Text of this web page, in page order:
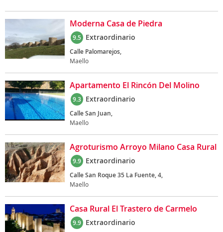
Moderna Casa de Piedra
9.5 Extraordinario
Calle Palomarejos,
Maello
Apartamento El Rincón Del Molino
9.3 Extraordinario
Calle San Juan,
Maello
Agroturismo Arroyo Milano Casa Rural
9.9 Extraordinario
Calle San Roque 35 La Fuente, 4,
Maello
Casa Rural El Trastero de Carmelo
9.9 Extraordinario